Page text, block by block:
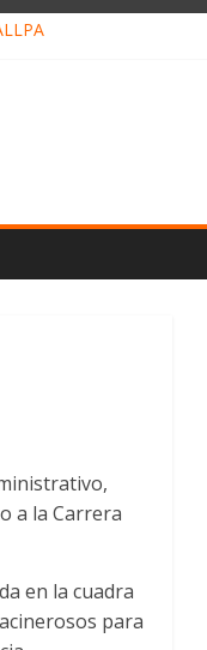
a la Carrera
en la cuadra
para